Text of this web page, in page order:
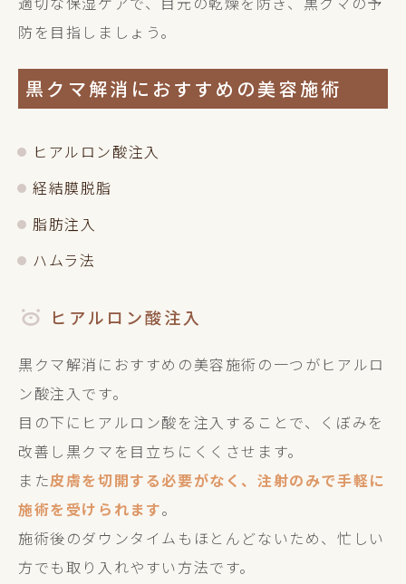
防を目指しましょう。
黒クマ解消におすすめの美容施術
ヒアルロン酸注入
経結膜脱脂
脂肪注入
ハムラ法
ヒアルロン酸注入
黒クマ解消におすすめの美容施術の一つがヒアルロ
ン酸注入です。
目の下にヒアルロン酸を注入することで、くぼみを
改善し黒クマを目立ちにくくさせます。
また皮膚を切開する必要がなく、注射のみで手軽に
施術を受けられます。
施術後のダウンタイムもほとんどないため、忙しい
方でも取り入れやすい方法です。